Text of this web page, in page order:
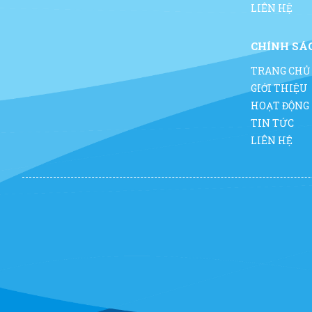
LIÊN HỆ
CHÍNH
TRANG CHỦ
GIỚI THIỆU
HOẠT ĐỘNG
TIN TỨC
LIÊN HỆ